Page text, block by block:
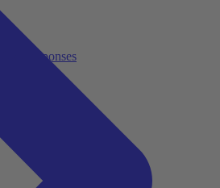
et réponses